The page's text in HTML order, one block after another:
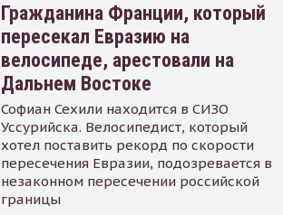
Гражданина Франции, который
пересекал Евразию на
велосипеде, арестовали на
Дальнем Востоке
Софиан Сехили находится в СИЗО
Уссурийска. Велосипедист, который
хотел поставить рекорд по скорости
пересечения Евразии, подозревается в
незаконном пересечении российской
границы